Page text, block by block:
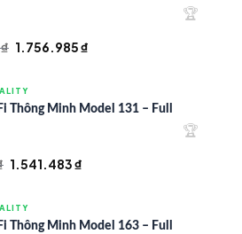
₫ Giá
là:
2.544.745 ₫.
1.756.985₫
là:
🏆
Thông Minh Model 131 – Full
Giá
là:
1.948.107 ₫.
1.541.483₫
là:
🏆
Thông Minh Model 163 – Full